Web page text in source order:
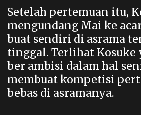
Setelah pertemuan itu,
mengundang Mai ke
buat sendiri di asrama
tinggal. Terlihat Kosuke
ber ambisi dalam hal
membuat kompetisi
bebas di asramanya.